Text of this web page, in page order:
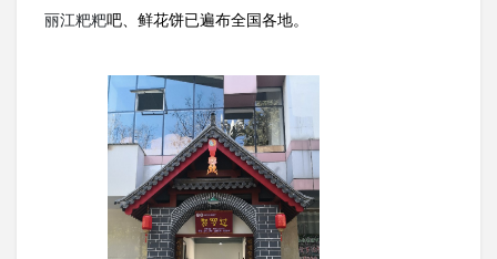
丽江粑粑吧、鲜花饼已遍布全国各地。